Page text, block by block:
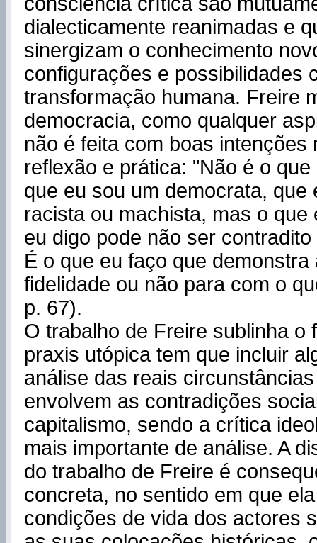
dialecticamente reanimadas e
sinergizam o conhecimento
configurações e possibilidades
transformação humana. Freire
democracia, como qualquer
não é feita com boas intenções
reflexão e prática: "Não é o
que eu sou um democrata, que
racista ou machista, mas o que
eu digo pode não ser
É o que eu faço que demonstra
fidelidade ou não para com o
p. 67).
O trabalho de Freire sublinha o
praxis utópica tem que incluir
análise das reais
envolvem as contradições
capitalismo, sendo a crítica
mais importante de análise. A
do trabalho de Freire é
concreta, no sentido em que
condições de vida dos actores